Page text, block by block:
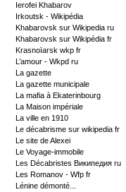
Ierofei Khabarov
Irkoutsk - Wikipédia
Khabarovsk sur Wikipedia ru
Khabarovsk sur Wikipédia fr
Krasnoïarsk wkp fr
L’amour - Wkpd ru
La gazette
La gazette municipale
La mafia à Ekaterinbourg
La Maison impériale
La ville en 1910
Le décabrisme sur wikipedia fr
Le site de Alexei
Le Voyage-immobile
Les Décabristes Википедия ru
Les Romanov - Wfp fr
Lénine démonté...